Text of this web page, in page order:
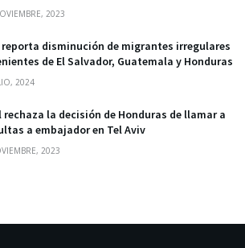
2023
reporta disminución de migrantes irregulares
de El Salvador, Guatemala y Honduras
2024
rechaza la decisión de Honduras de llamar a
a embajador en Tel Aviv
2023